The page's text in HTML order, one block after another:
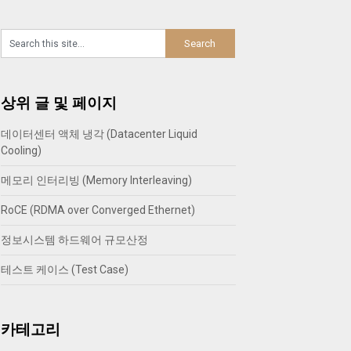
상위 글 및 페이지
데이터센터 액체 냉각 (Datacenter Liquid
Cooling)
메모리 인터리빙 (Memory Interleaving)
RoCE (RDMA over Converged Ethernet)
정보시스템 하드웨어 규모산정
테스트 케이스 (Test Case)
카테고리